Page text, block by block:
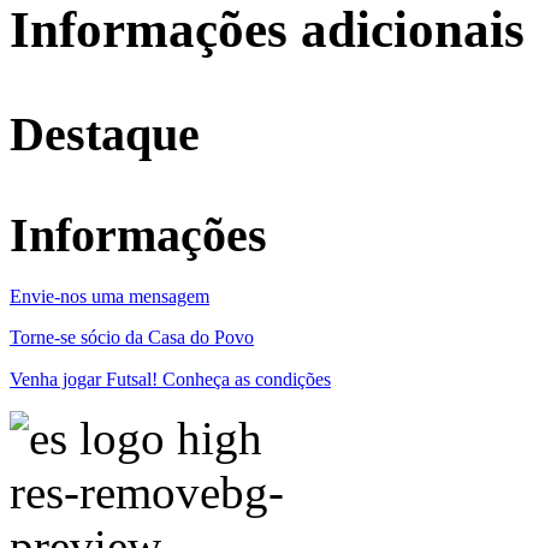
Informações adicionais
Destaque
Informações
Envie-nos uma mensagem
Torne-se sócio da Casa do Povo
Venha jogar Futsal! Conheça as condições